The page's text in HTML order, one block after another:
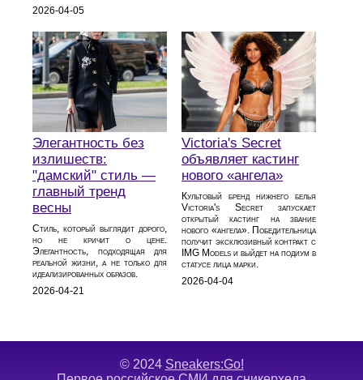
2026-04-05
Элегантность без
излишеств:
"дамский" стиль —
главный тренд
весны
Стиль, который выглядит дорого,
но не кричит о цене.
Элегантность, подходящая для
реальной жизни, а не только для
идеализированных образов.
2026-04-21
Victoria's Secret
объявляет кастинг
нового «ангела»
Культовый бренд нижнего белья
Victoria's Secret запускает
открытый кастинг на звание
нового «ангела». Победительница
получит эксклюзивный контракт с
IMG Models и выйдет на подиум в
статусе лица марки.
2026-04-04
© 2024 Sneakers:Go!